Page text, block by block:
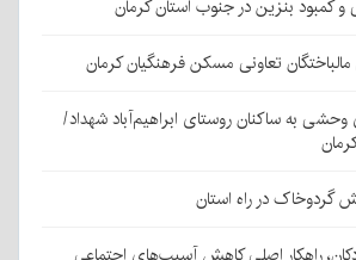
کمبود بنزین در جنوب استان کرمان
تعاونی مسکن فرهنگیان کرمان
به ساکنان روستای ابراهیم‌آباد شهداد/
در راه استان